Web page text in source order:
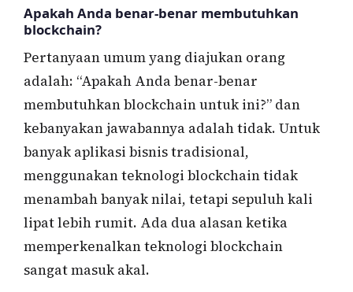
Apakah Anda benar-benar membutuhkan
blockchain?
Pertanyaan umum yang diajukan orang
adalah: “Apakah Anda benar-benar
membutuhkan blockchain untuk ini?” dan
kebanyakan jawabannya adalah tidak. Untuk
banyak aplikasi bisnis tradisional,
menggunakan teknologi blockchain tidak
menambah banyak nilai, tetapi sepuluh kali
lipat lebih rumit. Ada dua alasan ketika
memperkenalkan teknologi blockchain
sangat masuk akal.